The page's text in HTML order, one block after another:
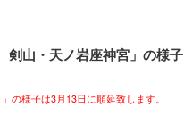
山・天ノ岩座神宮」の様子
の様子は3月13日に順延致します。